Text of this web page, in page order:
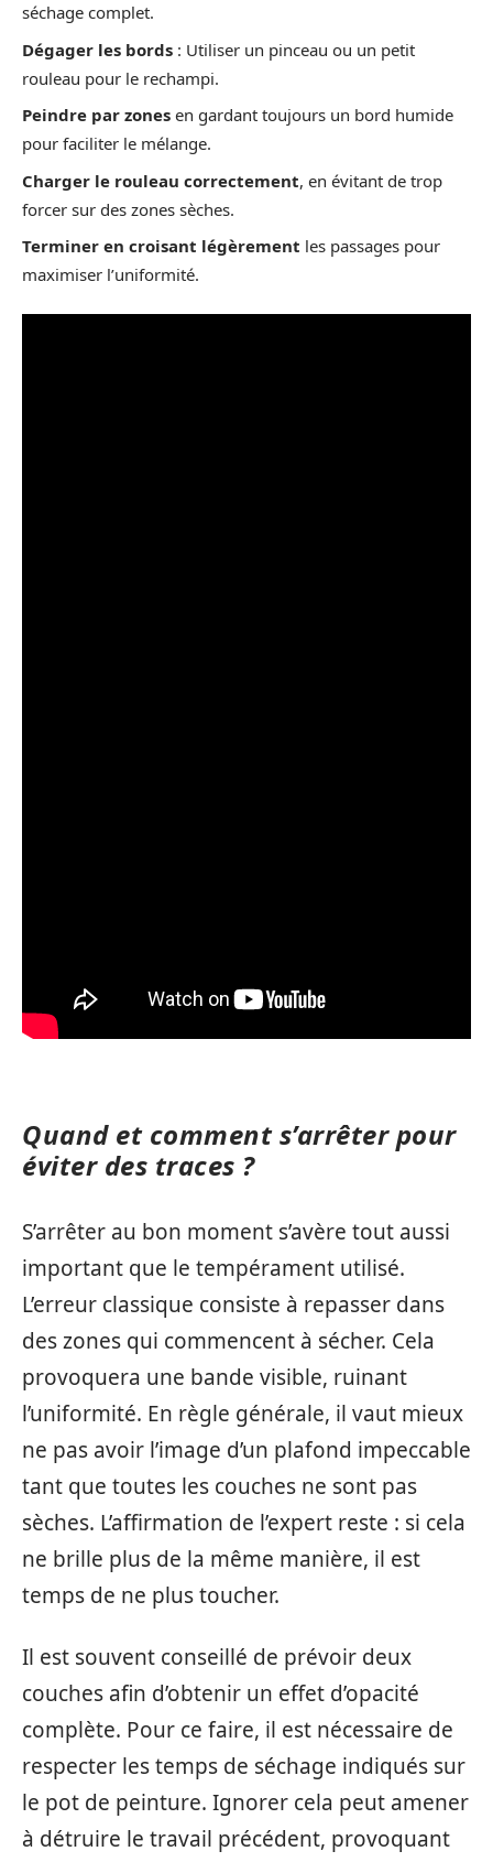
séchage complet.
Dégager les bords : Utiliser un pinceau ou un petit
rouleau pour le rechampi.
Peindre par zones en gardant toujours un bord humide
pour faciliter le mélange.
Charger le rouleau correctement, en évitant de trop
forcer sur des zones sèches.
Terminer en croisant légèrement les passages pour
maximiser l’uniformité.
Quand et comment s’arrêter pour
éviter des traces ?
S’arrêter au bon moment s’avère tout aussi
important que le tempérament utilisé.
L’erreur classique consiste à repasser dans
des zones qui commencent à sécher. Cela
provoquera une bande visible, ruinant
l’uniformité. En règle générale, il vaut mieux
ne pas avoir l’image d’un plafond impeccable
tant que toutes les couches ne sont pas
sèches. L’affirmation de l’expert reste : si cela
ne brille plus de la même manière, il est
temps de ne plus toucher.
Il est souvent conseillé de prévoir deux
couches afin d’obtenir un effet d’opacité
complète. Pour ce faire, il est nécessaire de
respecter les temps de séchage indiqués sur
le pot de peinture. Ignorer cela peut amener
à détruire le travail précédent, provoquant